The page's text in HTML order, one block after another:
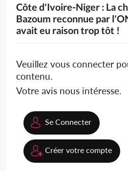
Côte d'Ivoire-Niger : La
Bazoum reconnue par
avait eu raison trop tôt !
Veuillez vous connecter
contenu.
Votre avis nous intéresse.
Se Connecter
Créer votre compte